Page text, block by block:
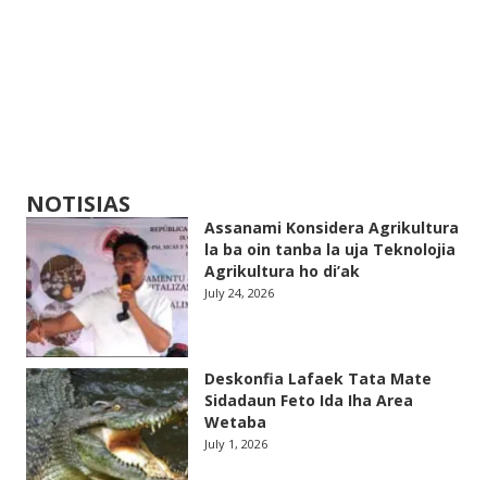
NOTISIAS
Assanami Konsidera Agrikultura
la ba oin tanba la uja Teknolojia
Agrikultura ho di’ak
July 24, 2026
Deskonfia Lafaek Tata Mate
Sidadaun Feto Ida Iha Area
Wetaba
July 1, 2026